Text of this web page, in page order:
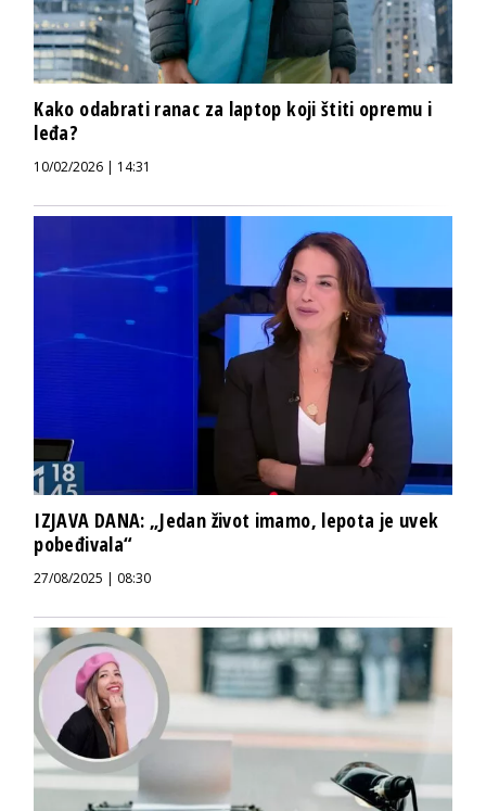
Kako odabrati ranac za laptop koji štiti opremu i
leđa?
10/02/2026 | 14:31
IZJAVA DANA: „Jedan život imamo, lepota je uvek
pobeđivala“
27/08/2025 | 08:30